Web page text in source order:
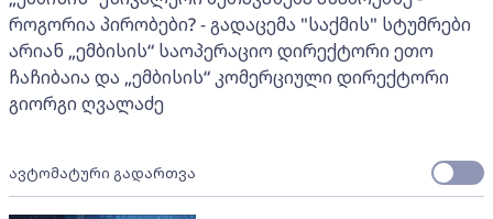
როგორია პირობები? - გადაცემა "საქმის" სტუმრები
არიან „ემბისის“ საოპერაციო დირექტორი ეთო
ჩაჩიბაია და „ემბისის“ კომერციული დირექტორი
გიორგი ღვალაძე
ავტომატური გადართვა